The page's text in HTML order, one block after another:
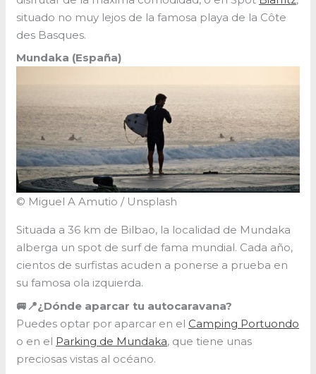
situado no muy lejos de la famosa playa de la Côte
des Basques.
Mundaka (España)
© Miguel A Amutio / Unsplash
Situada a 36 km de Bilbao, la localidad de Mundaka
alberga un spot de surf de fama mundial. Cada año,
cientos de surfistas acuden a ponerse a prueba en
su famosa ola izquierda.
🚐📍¿Dónde aparcar tu autocaravana?
Puedes optar por aparcar en el Camping Portuondo
o en el Parking de Mundaka, que tiene unas
preciosas vistas al océano.